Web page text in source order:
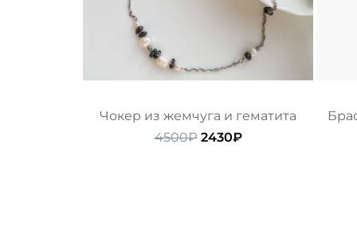
Чокер из жемчуга и гематита
4500₽ Первоначальная
2430₽Текущая